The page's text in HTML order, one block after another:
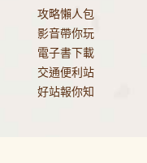
攻略懶人包
影音帶你玩
電子書下載
交通便利站
好站報你知